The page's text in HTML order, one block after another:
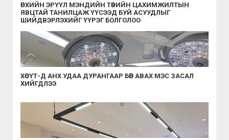
ӨРХИЙН ЭРҮҮЛ МЭНДИЙН ТӨВИЙН ЦАХИМЖИЛТЫН
ЯВЦТАЙ ТАНИЛЦАЖ ҮҮСЭЭД БУЙ АСУУДЛЫГ
ШИЙДВЭРЛЭХИЙГ ҮҮРЭГ БОЛГОЛОО
ХӨСҮТ-Д АНХ УДАА ДУРАНГААР БӨӨР АВАХ МЭС ЗАСАЛ
ХИЙГДЛЭЭ